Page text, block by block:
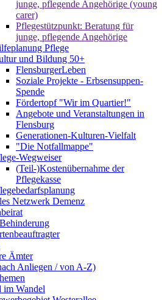
junge, pflegende Angehörige (young
carer)
Pflegestützpunkt: Beratung für
junge, pflegende Angehörige
Pflege
und Bildung 50+
FlensburgerLeben
Soziale Projekte - Erbsensuppen-
Spende
Fördertopf "Wir im Quartier!"
Angebote und Veranstaltungen in
Flensburg
Generationen-Kulturen-Vielfalt
"Die Notfallmappe"
Wegweiser
(Teil-)Kostenübernahme der
Pflegekasse
Netzwerk Demenz
Ämter
Anliegen / von A-Z)
im Wandel